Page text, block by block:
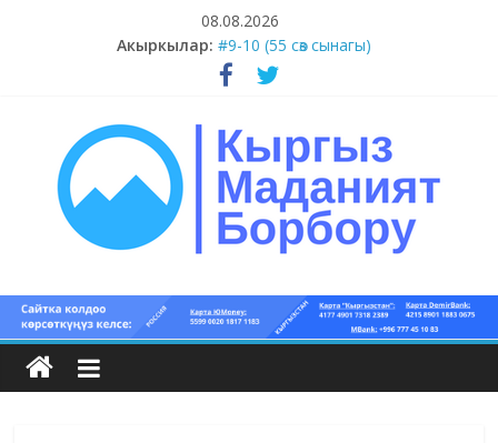
08.08.2026
Акыркылар:
#11-12 (55 сөз сынагы)
#9-10 (55 сөз сынагы)
#5-8 (55 сөз сынагы)
Кыргыз
маданият